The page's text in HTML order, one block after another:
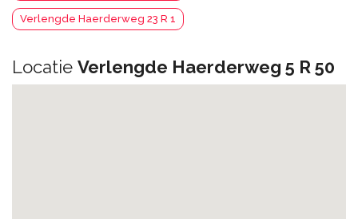
Verlengde Haerderweg 23 R 1
Locatie Verlengde Haerderweg 5 R 50